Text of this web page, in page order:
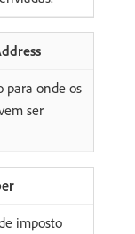
para onde os
ser
imposto